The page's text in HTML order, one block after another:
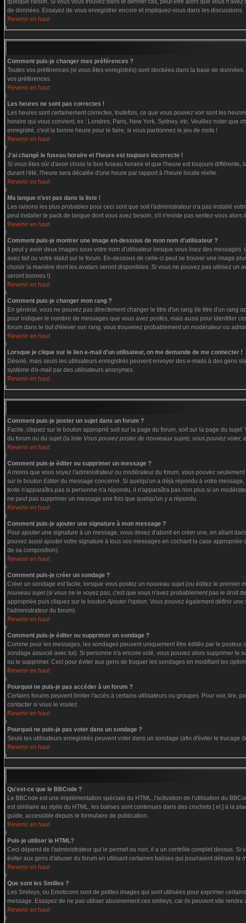
quelque raison. Si vous vous trouvez dans le dernier cas, peut-être alors que vous
de données. Essayez de vous enregistrer encore et impliquez-vous dans les discussions.
Revenir en haut
Comment puis-je changer mes préférences ?
Toutes vos préférences (si vous êtes enregistrés) sont stockées dans la base de
vos préférences.
Revenir en haut
Les heures ne sont pas correctes !
Les heures sont certainement correctes, toutefois, ce que vous pouvez voir sont les
horaire qui vous convient, ex : Londres, Paris, New York, Sydney, etc. Veuillez noter
enregistré, c'est la bonne heure pour le faire, si vous pardonnez le jeu de mots !
Revenir en haut
J'ai changé le fuseau horaire et l'heure est toujours incorrecte !
Si vous êtes sûr d'avoir choisi le bon fuseau horaire et que l'heure est toujours
durant l'été, l'heure sera décalée d'une heure par rapport à l'heure locale réelle.
Revenir en haut
Ma langue n'est pas dans la liste !
Les raisons les plus probables pour ceci sont que soit l'administrateur n'a pas installé
peut installer le pack de langue dont vous avez besoin, s'il n'existe pas sentez-vous
Revenir en haut
Comment puis-je montrer une image en-dessous de mon nom d'utilisateur ?
Il peut y avoir deux images sous votre nom d'utilisateur lorsque vous lisez des
avez fait ou votre statut sur le forum. En-dessous de celle-ci peut se trouver une image
choisir la manière dont les avatars seront disponibles. Si vous ne pouvez pas utilisez
seront bonnes !).
Revenir en haut
Comment puis-je changer mon rang ?
En général, vous ne pouvez pas directement changer le titre d'un rang (le titre d'un rang
pour indiquer le nombre de messages que vous avez postés, mais aussi pour identifier
forum dans le but d'élever son rang, vous trouverez probablement un modérateur ou
Revenir en haut
Lorsque je clique sur le lien e-mail d'un utilisateur, on me demande de me connecter !
Désolé, mais seuls les utilisateurs enregistrés peuvent envoyer des e-mails à des gens
système d'e-mail par des utilisateurs anonymes.
Revenir en haut
Comment puis-je poster un sujet dans un forum ?
Facile, cliquez sur le bouton approprié soit sur la page du forum, soit sur la page du
du forum ou du sujet (la liste Vous pouvez poster de nouveaux sujets, vous pouvez voter,
Revenir en haut
Comment puis-je éditer ou supprimer un message ?
A moins que vous soyez l'administrateur ou modérateur du forum, vous pouvez
sur le bouton Editerdu message concerné. Si quelqu'un a déjà répondu à votre
texte n'apparaîtra pas si personne n'a répondu, il n'apparaîtra pas non plus si un
ne peut pas supprimer un message une fois que quelqu'un y a répondu.
Revenir en haut
Comment puis-je ajouter une signature à mon message ?
Pour ajouter une signature à un message, vous devez d'abord en créer une, en allant
pouvez aussi ajouter votre signature à tous vos messages en cochant la case
de sa composition).
Revenir en haut
Comment puis-je créer un sondage ?
Créer un sondage est facile, lorsque vous postez un nouveau sujet (ou éditez le
nouveau sujet(si vous ne le voyez pas, c'est que vous n'avez probablement pas le droit
appropriée puis cliquez sur le boutonAjouter l'option. Vous pouvez également définir
l'administrateur du forum).
Revenir en haut
Comment puis-je éditer ou supprimer un sondage ?
Comme pour les messages, les sondages peuvent uniquement être édités par le
sondage associé avec lui). Si personne n'a encore voté, vous pouvez alors supprimer
ou le supprimer. Ceci pour éviter aux gens de truquer les sondages en modifiant les
Revenir en haut
Pourquoi ne puis-je pas accéder à un forum ?
Certains forums peuvent limiter l'accès à certains utilisateurs ou groupes. Pour voir, lire,
contacter si vous le voulez.
Revenir en haut
Pourquoi ne puis-je pas voter dans un sondage ?
Seuls les utilisateurs enregistrés peuvent voter dans un sondage (afin d'éviter le
Revenir en haut
Qu'est-ce que le BBCode ?
Le BBCode est une implémentation spéciale du HTML, l'activation de l'utilisation du
est similaire au styile du HTML, les balises sont contenues dans des crochets [ et ] à la
guide, accessible depuis le formulaire de publication.
Revenir en haut
Puis-je utiliser le HTML?
Ceci dépend de l'administrateur qui le permet ou non, il a un contrôle complet dessus.
éviter aux gens d'abuser du forum en utilisant certaines balises qui pourraient détruire
Revenir en haut
Que sont les Smilies ?
Les Smileys, ou Emoticons sont de petites images qui sont utilisées pour exprimer
message. Essayez de ne pas utiliser abusivement ces smileys, car ils peuvent vite
Revenir en haut